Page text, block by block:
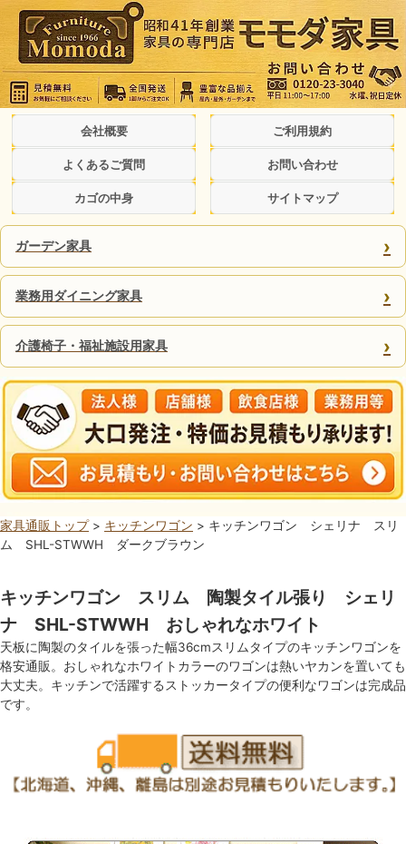
会社概要 ご利用規約
よくあるご質問 お問い合わせ
カゴの中身 サイトマップ
ガーデン家具 ›
業務用ダイニング家具 ›
介護椅子・福祉施設用家具 ›
家具通販トップ> キッチンワゴン > キッチンワゴン シェリナ スリ
ム SHL-STWWH ダークブラウン
キッチンワゴン スリム 陶製タイル張り シェリ
ナ SHL-STWWH おしゃれなホワイト
天板に陶製のタイルを張った幅36cmスリムタイプのキッチンワゴンを
格安通販。おしゃれなホワイトカラーのワゴンは熱いヤカンを置いても
大丈夫。キッチンで活躍するストッカータイプの便利なワゴンは完成品
です。